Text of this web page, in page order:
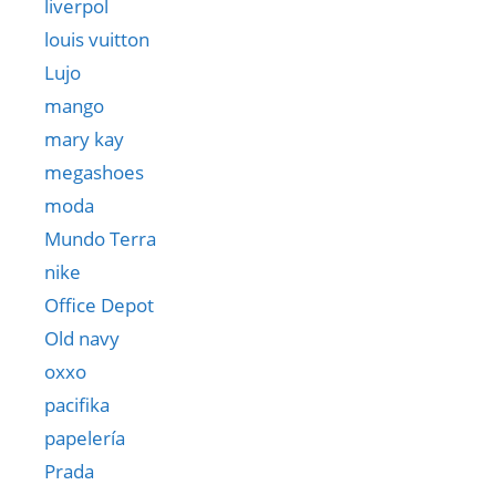
liverpol
louis vuitton
Lujo
mango
mary kay
megashoes
moda
Mundo Terra
nike
Office Depot
Old navy
oxxo
pacifika
papelería
Prada